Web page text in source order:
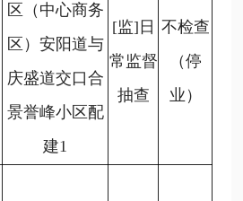
区（中心商务
区）安阳道与
庆盛道交口合
景誉峰小区配
建1
[监]日
常监督
抽查
不检查
（停
业）